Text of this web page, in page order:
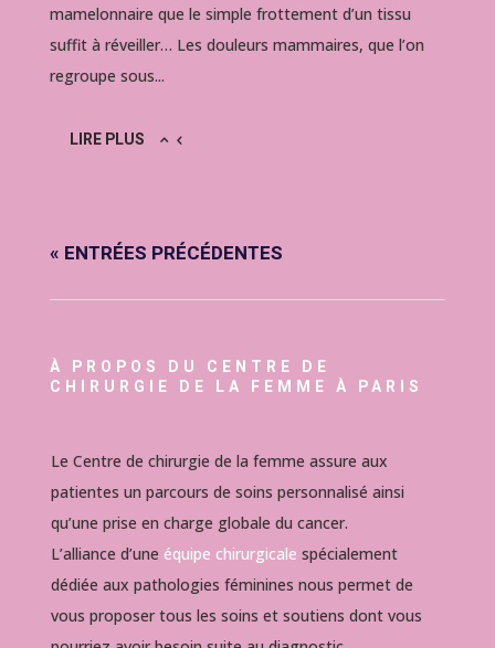
mamelonnaire que le simple frottement d’un tissu
suffit à réveiller… Les douleurs mammaires, que l’on
regroupe sous...
LIRE PLUS
« ENTRÉES PRÉCÉDENTES
À PROPOS DU CENTRE DE
CHIRURGIE DE LA FEMME À PARIS
Le Centre de chirurgie de la femme assure aux
patientes un parcours de soins personnalisé ainsi
qu’une prise en charge globale du cancer.
L’alliance d’une équipe chirurgicale spécialement
dédiée aux pathologies féminines nous permet de
vous proposer tous les soins et soutiens dont vous